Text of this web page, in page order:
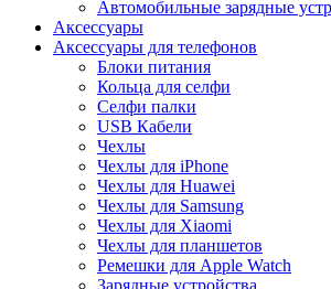
Автомобильные зарядные
Аксессуары
Аксессуары для телефонов
Блоки питания
Кольца для селфи
Селфи палки
USB Кабели
Чехлы
Чехлы для iPhone
Чехлы для Huawei
Чехлы для Samsung
Чехлы для Xiaomi
Чехлы для планшетов
Ремешки для Apple Watch
Зарядные устройства